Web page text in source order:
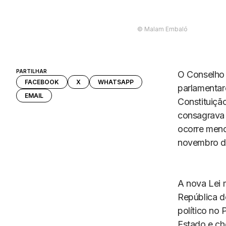
©️ Malam Embaló
PARTILHAR
FACEBOOK X
WHATSAPP
EMAIL
O
ocorre
novembro
A nova Lei
República
político no